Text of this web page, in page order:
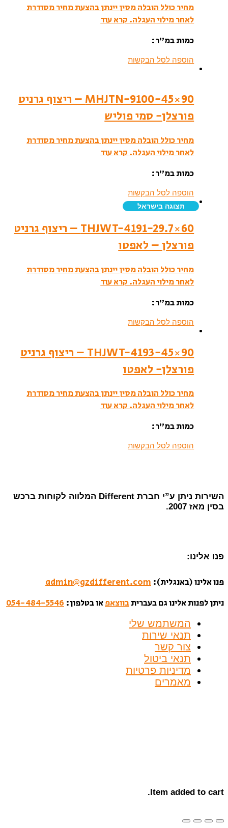
מחיר כולל הובלה מסין יינתן בהצעת מחיר מסודרת
לאחר מילוי העגלה.קרא עוד
כמות במ”ר:
הוספה לסל הבקשות
MHJTN-9100-45×90 – ריצוף גרניט
פורצלן- סמי פוליש
מחיר כולל הובלה מסין יינתן בהצעת מחיר מסודרת
לאחר מילוי העגלה. קרא עוד
כמות במ”ר:
הוספה לסל הבקשות
תצוגה בישראל
THJWT-4191-29.7×60 – ריצוף גרניט
פורצלן – לאפטו
מחיר כולל הובלה מסין יינתן בהצעת מחיר מסודרת
לאחר מילוי העגלה.קרא עוד
כמות במ”ר:
הוספה לסל הבקשות
THJWT-4193-45×90 – ריצוף גרניט
פורצלן- לאפטו
מחיר כולל הובלה מסין יינתן בהצעת מחיר מסודרת
לאחר מילוי העגלה.קרא עוד
כמות במ”ר:
הוספה לסל הבקשות
השירות ניתן ע”י חברת Different המלווה לקוחות ברכש
בסין מאז 2007.
פנו אלינו:
פנו אלינו (באנגלית): admin@gzdifferent.com
ניתן לפנות אלינו גם בעבריתבווצאפאו בטלפון: 054-484-5546
המשתמש שלי
תנאי שירות
צור קשר
תנאי ביטול
מדיניות פרטיות
מאמרים
Item added to cart.